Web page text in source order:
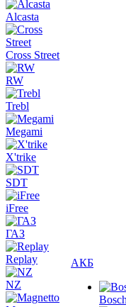
Alcasta
Cross Street
RW
Trebl
Megami
X'trike
SDT
iFree
ГАЗ
Replay
NZ
АКБ